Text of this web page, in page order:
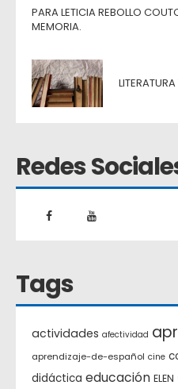
PARA LETICIA REBOLLO
MEMORIA.
Redes
Tags
actividades afectividad
aprendizaje-de-español cine
didáctica educación ELEN